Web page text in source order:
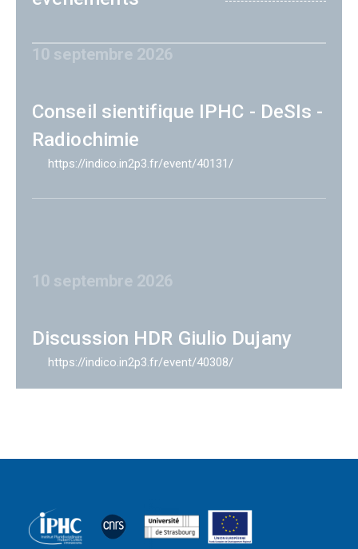
10 septembre 2026
Conseil sientifique IPHC - DeSIs -
Radiochimie
https://indico.in2p3.fr/event/40131/
10 septembre 2026
Discussion HDR Giulio Dujany
https://indico.in2p3.fr/event/40308/